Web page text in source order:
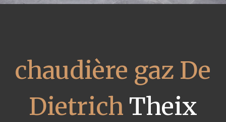
chaudière gaz De
Dietrich Theix